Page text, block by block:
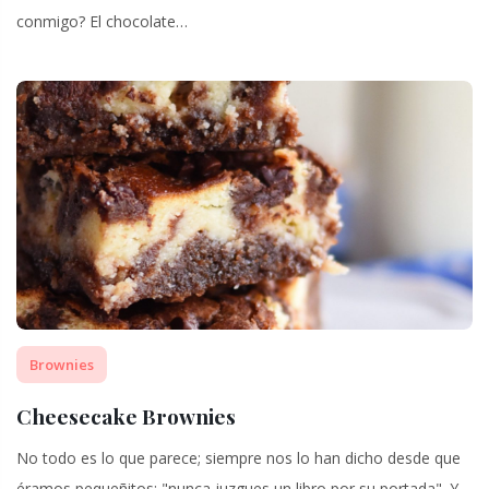
conmigo? El chocolate…
Brownies
Cheesecake Brownies
No todo es lo que parece; siempre nos lo han dicho desde que